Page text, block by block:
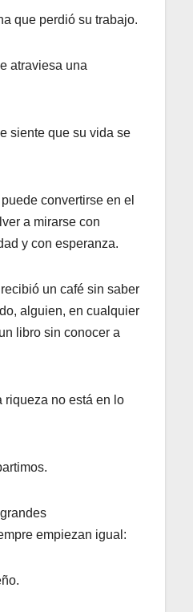
que perdió su trabajo.
atraviesa una
siente que su vida se
puede convertirse en el
a mirarse con
y con esperanza.
un café sin saber
alguien, en cualquier
libro sin conocer a
riqueza no está en lo
empiezan igual: